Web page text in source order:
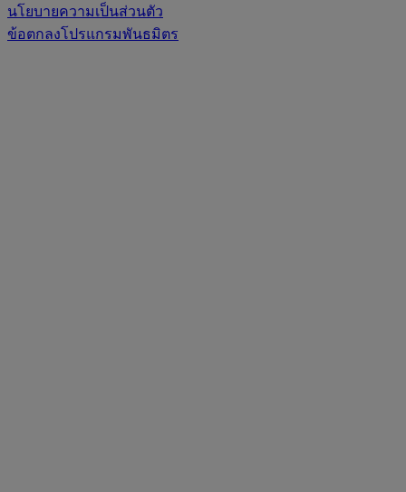
นโยบายความเป็นส่วนตัว
ข้อตกลงโปรแกรมพันธมิตร